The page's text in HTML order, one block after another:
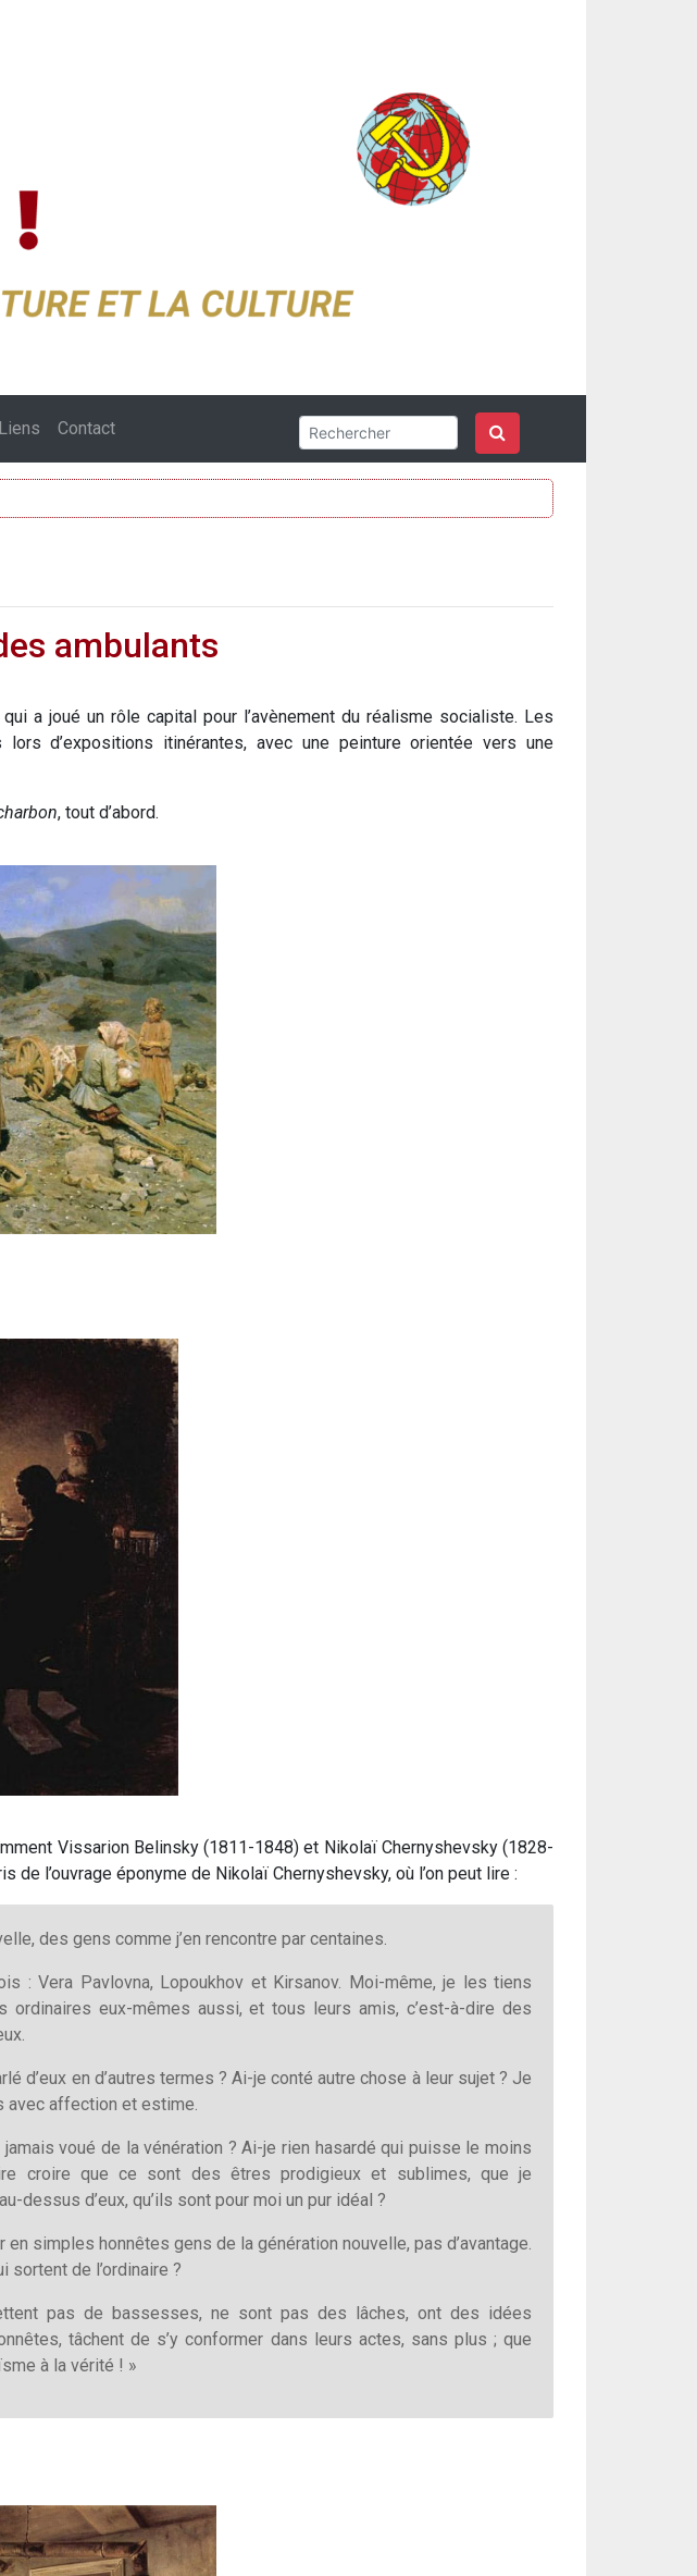
Liens Contact
ambulants
a joué un rôle capital pour l’avènement du réalisme socialiste. Les
d’expositions itinérantes, avec une peinture orientée vers une
, tout d’abord.
Vissarion Belinsky (1811-1848) et Nikolaï Chernyshevsky (1828-
l’ouvrage éponyme de Nikolaï Chernyshevsky, où l’on peut lire :
des gens comme j’en rencontre par centaines.
: Vera Pavlovna, Lopoukhov et Kirsanov. Moi-même, je les tiens
ordinaires eux-mêmes aussi, et tous leurs amis, c’est-à-dire des
d’eux en d’autres termes ? Ai-je conté autre chose à leur sujet ? Je
avec affection et estime.
jamais voué de la vénération ? Ai-je rien hasardé qui puisse le moins
croire que ce sont des êtres prodigieux et sublimes, que je
dessus d’eux, qu’ils sont pour moi un pur idéal ?
simples honnêtes gens de la génération nouvelle, pas d’avantage.
sortent de l’ordinaire ?
pas de bassesses, ne sont pas des lâches, ont des idées
tâchent de s’y conformer dans leurs actes, sans plus ; que
à la vérité ! »